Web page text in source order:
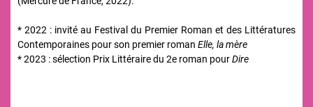
* 2022 : invité au Festival du Premier Roman et des Littératures
Contemporaines pour son premier roman Elle, la mère
* 2023 : sélection Prix Littéraire du 2e roman pourDire